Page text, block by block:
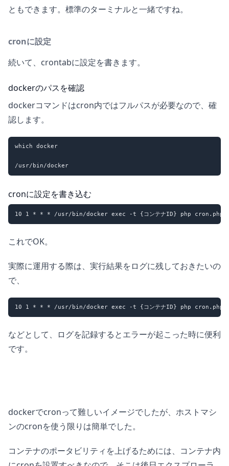
ともできます。標準のターミナルと一緒ですね。
cronに設定
続いて、crontabに設定を書きます。
dockerのパスを確認
dockerコマンドはcron内ではフルパスが必要なので、確
認します。
which docker
/usr/bin/docker
cronに設定を書き込む
これでOK。
実際に運用する際は、実行結果をログに残しておきたいの
で、
などとして、ログを記録するとエラーが起こった時に便利
です。
dockerでcronって難しいイメージでしたが、ホストマシ
ンのcronを使う限りは簡単でした。
コンテナのポータビリティを上げるためには、コンテナ内